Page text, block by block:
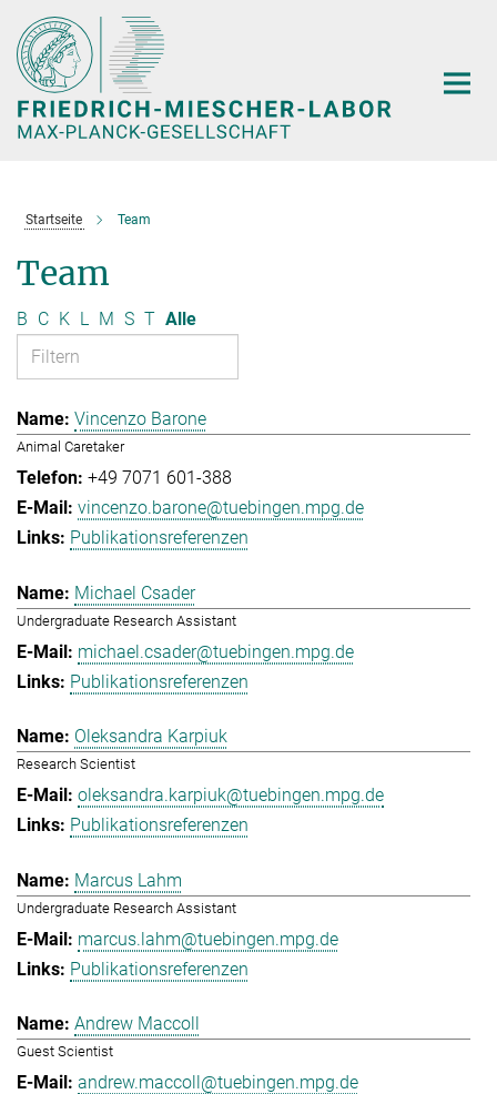
Hauptinhalt
Startseite Team
Team
B C K L M S T Alle
Vincenzo Barone
Animal Caretaker
+49 7071 601-388
vincenzo.barone@tuebingen.mpg.de
Publikationsreferenzen
Michael Csader
Undergraduate Research Assistant
michael.csader@tuebingen.mpg.de
Publikationsreferenzen
Oleksandra Karpiuk
Research Scientist
oleksandra.karpiuk@tuebingen.mpg.de
Publikationsreferenzen
Marcus Lahm
Undergraduate Research Assistant
marcus.lahm@tuebingen.mpg.de
Publikationsreferenzen
Andrew Maccoll
Guest Scientist
andrew.maccoll@tuebingen.mpg.de